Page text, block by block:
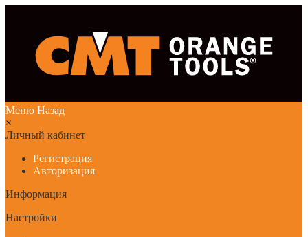
Меню Назад
×
Личный кабинет
Регистрация
Авторизация
Информация
Настройки